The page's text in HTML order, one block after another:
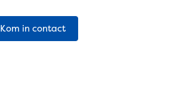
Kom in contact